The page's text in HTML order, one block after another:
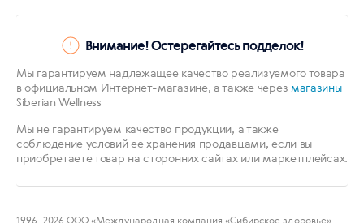
Внимание! Остерегайтесь подделок!
Мы гарантируем надлежащее качество реализуемого товара
в официальном Интернет-магазине, а также через магазины
Siberian Wellness
Мы не гарантируем качество продукции, а также
соблюдение условий ее хранения продавцами, если вы
приобретаете товар на сторонних сайтах или маркетплейсах.